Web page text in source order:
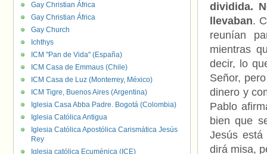
dividida.
llevaban.
reunían
mientras
decir, lo
Señor,
dinero y
Pablo
bien que
Jesús
dirá misa,
Gay Christian África
Gay Christian África
Gay Church
Ichthys
ICM "Pan de Vida" (España)
ICM Casa de Emmaus (Chile)
ICM Casa de Luz (Monterrey, México)
ICM Tigre, Buenos Aires (Argentina)
Iglesia Casa Abba Padre. Bogotá (Colombia)
Iglesia Católica Antigua
Iglesia Católica Apostólica Carismática Jesús
Rey
Iglesia católica Ecuménica (ICE)